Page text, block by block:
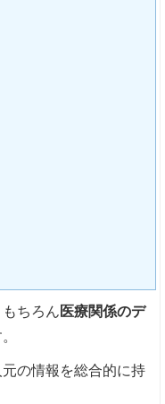
ちろん 医療関係のデ
の情報を総合的に持